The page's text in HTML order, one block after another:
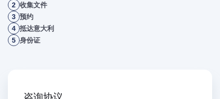
2 收集文件
3 预约
4 抵达意大利
5 身份证